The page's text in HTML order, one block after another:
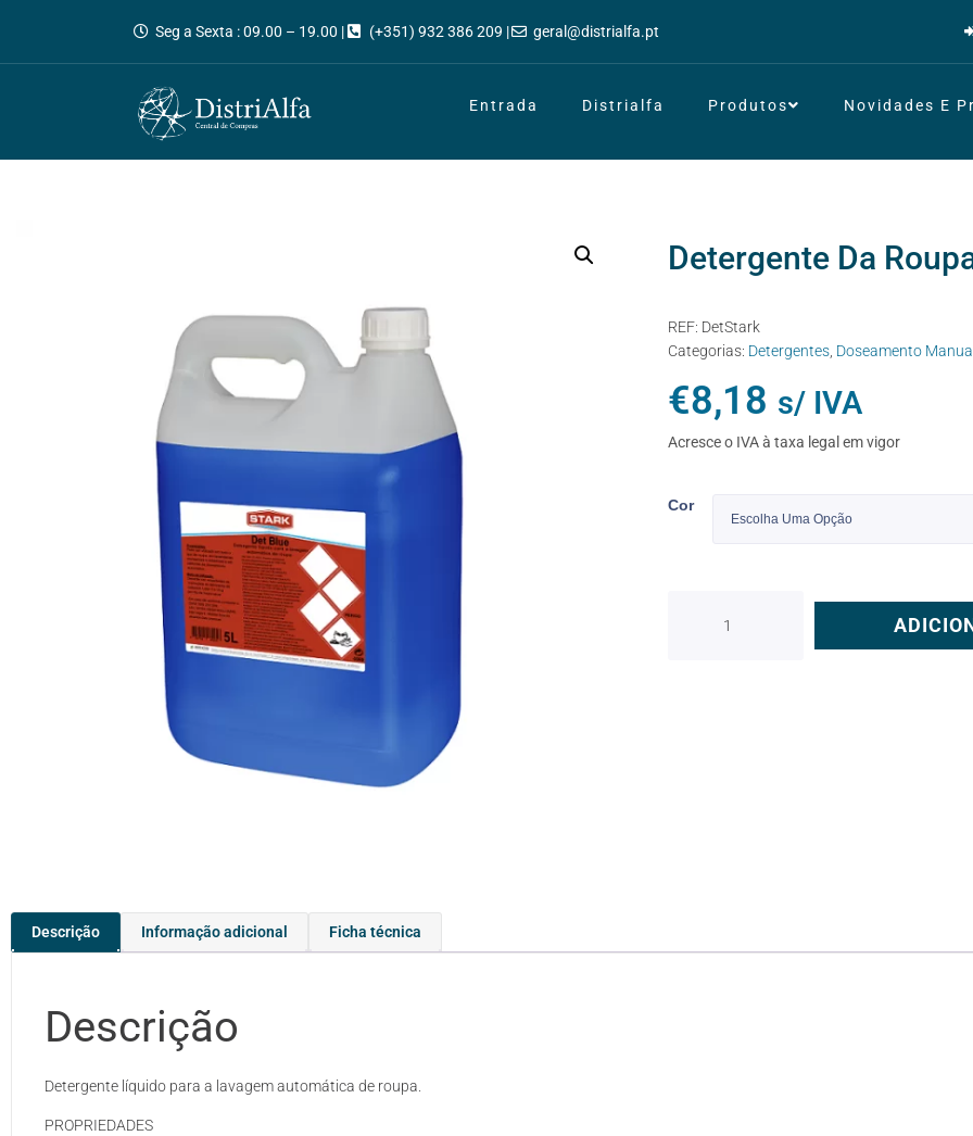
Seg a Sexta : 09.00 – 19.00 | (+351) 932 386 209 | geral@distrialfa.pt
Entrada Distrialfa Produtos Novidades E
Detergente Da
REF: DetStark
Categorias: Detergentes Doseamento
€8,18 s/ IVA
Acresce o IVA à taxa legal em vigor
Cor
Descrição Informação adicional Ficha técnica
Descrição
Detergente líquido para a lavagem automática de roupa.
PROPRIEDADES